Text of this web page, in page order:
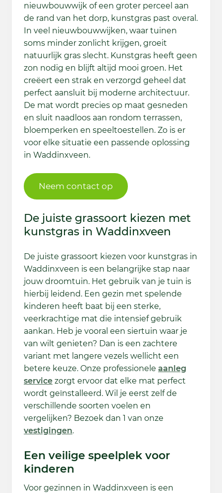
nieuwbouwwijk of een groter perceel aan
de rand van het dorp, kunstgras past overal.
In veel nieuwbouwwijken, waar tuinen
soms minder zonlicht krijgen, groeit
natuurlijk gras slecht. Kunstgras heeft geen
zon nodig en blijft altijd mooi groen. Het
creëert een strak en verzorgd geheel dat
perfect aansluit bij moderne architectuur.
De mat wordt precies op maat gesneden
en sluit naadloos aan rondom terrassen,
bloemperken en speeltoestellen. Zo is er
voor elke situatie een passende oplossing
in Waddinxveen.
Neem contact op
De juiste grassoort kiezen met
kunstgras in Waddinxveen
De juiste grassoort kiezen voor kunstgras in
Waddinxveen is een belangrijke stap naar
jouw droomtuin. Het gebruik van je tuin is
hierbij leidend. Een gezin met spelende
kinderen heeft baat bij een sterke,
veerkrachtige mat die intensief gebruik
aankan. Heb je vooral een siertuin waar je
van wilt genieten? Dan is een zachtere
variant met langere vezels wellicht een
betere keuze. Onze professionele aanleg
service zorgt ervoor dat elke mat perfect
wordt geïnstalleerd. Wil je eerst zelf de
verschillende soorten voelen en
vergelijken? Bezoek dan 1 van onze
vestigingen.
Een veilige speelplek voor
kinderen
Voor gezinnen in Waddinxveen is een